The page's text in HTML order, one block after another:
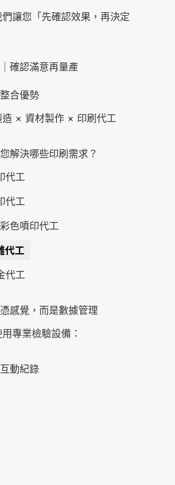
們讓您「先確認效果，再決定
確認滿意再量產
合優勢
造 × 資材製作 × 印刷代工
解決哪些印刷需求？
代工
代工
色噴印代工
代工
代工
感覺，而是數據管理
專業檢驗設備：
動紀錄